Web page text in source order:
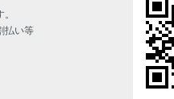
払い等